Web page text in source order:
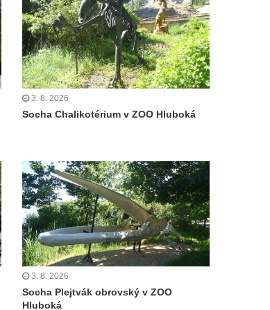
3. 8. 2026
Socha Chalikotérium v ZOO Hluboká
3. 8. 2026
Socha Plejtvák obrovský v ZOO
Hluboká